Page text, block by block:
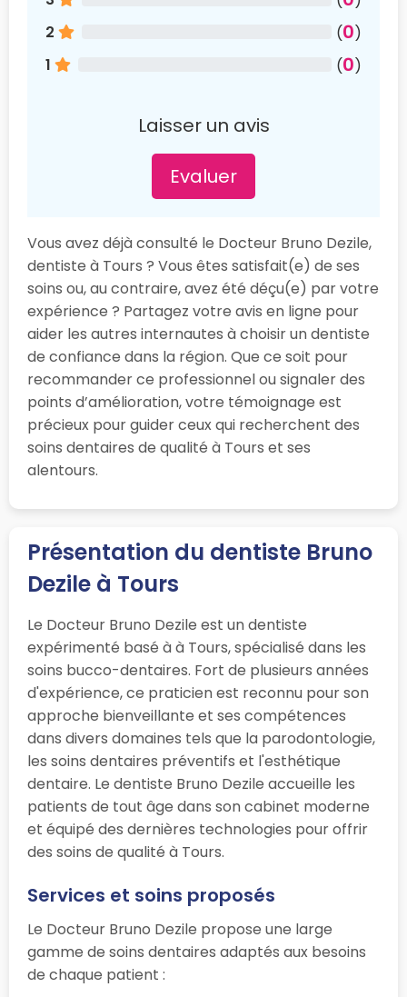
2
(0)
1
(0)
Laisser un avis
Evaluer
Vous avez déjà consulté le Docteur Bruno Dezile,
dentiste à Tours ? Vous êtes satisfait(e) de ses
soins ou, au contraire, avez été déçu(e) par votre
expérience ? Partagez votre avis en ligne pour
aider les autres internautes à choisir un dentiste
de confiance dans la région. Que ce soit pour
recommander ce professionnel ou signaler des
points d’amélioration, votre témoignage est
précieux pour guider ceux qui recherchent des
soins dentaires de qualité à Tours et ses
alentours.
Présentation du dentiste Bruno
Dezile à Tours
Le Docteur Bruno Dezile est un dentiste
expérimenté basé à à Tours, spécialisé dans les
soins bucco-dentaires. Fort de plusieurs années
d'expérience, ce praticien est reconnu pour son
approche bienveillante et ses compétences
dans divers domaines tels que la parodontologie,
les soins dentaires préventifs et l'esthétique
dentaire. Le dentiste Bruno Dezile accueille les
patients de tout âge dans son cabinet moderne
et équipé des dernières technologies pour offrir
des soins de qualité à Tours.
Services et soins proposés
Le Docteur Bruno Dezile propose une large
gamme de soins dentaires adaptés aux besoins
de chaque patient :